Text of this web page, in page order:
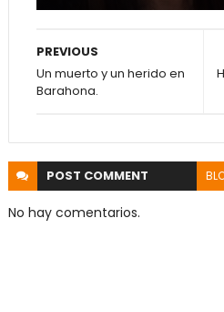
PREVIOUS
Un muerto y un herido en
Barahona.
POST COMMENT
No hay comentarios.